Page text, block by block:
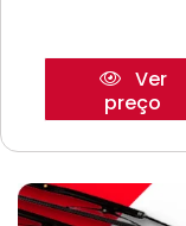
Ver
preço